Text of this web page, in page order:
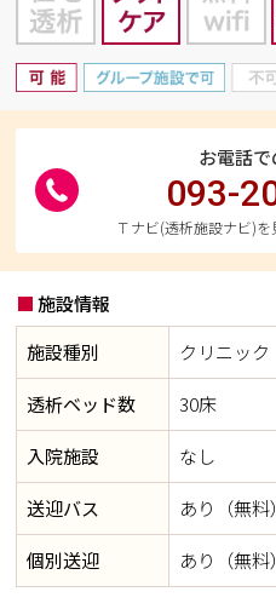
お電話
093-
Ｔナビ(透析施設ナビ)
施設情報
施設種別
クリニック
透析ベッド数 30床
入院施設 なし
送迎バス あり（無料）
個別送迎 あり（無料）